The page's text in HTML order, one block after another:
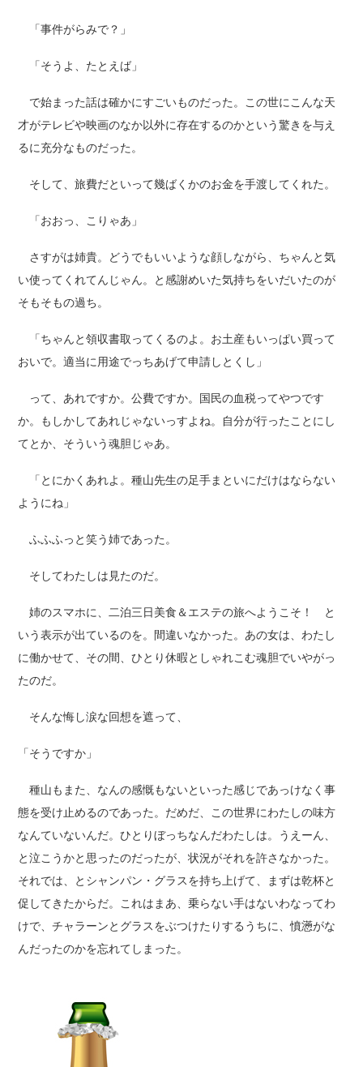
「事件がらみで？」
「そうよ、たとえば」
で始まった話は確かにすごいものだった。この世にこんな天
才がテレビや映画のなか以外に存在するのかという驚きを与え
るに充分なものだった。
そして、旅費だといって幾ばくかのお金を手渡してくれた。
「おおっ、こりゃあ」
さすがは姉貴。どうでもいいような顔しながら、ちゃんと気
い使ってくれてんじゃん。と感謝めいた気持ちをいだいたのが
そもそもの過ち。
「ちゃんと領収書取ってくるのよ。お土産もいっぱい買って
おいで。適当に用途でっちあげて申請しとくし」
って、あれですか。公費ですか。国民の血税ってやつです
か。もしかしてあれじゃないっすよね。自分が行ったことにし
てとか、そういう魂胆じゃあ。
「とにかくあれよ。種山先生の足手まといにだけはならない
ようにね」
ふふふっと笑う姉であった。
そしてわたしは見たのだ。
姉のスマホに、二泊三日美食＆エステの旅へようこそ！ と
いう表示が出ているのを。間違いなかった。あの女は、わたし
に働かせて、その間、ひとり休暇としゃれこむ魂胆でいやがっ
たのだ。
そんな悔し涙な回想を遮って、
「そうですか」
種山もまた、なんの感慨もないといった感じであっけなく事
態を受け止めるのであった。だめだ、この世界にわたしの味方
なんていないんだ。ひとりぼっちなんだわたしは。うえーん、
と泣こうかと思ったのだったが、状況がそれを許さなかった。
それでは、とシャンパン・グラスを持ち上げて、まずは乾杯と
促してきたからだ。これはまあ、乗らない手はないわなってわ
けで、チャラーンとグラスをぶつけたりするうちに、憤懣がな
んだったのかを忘れてしまった。